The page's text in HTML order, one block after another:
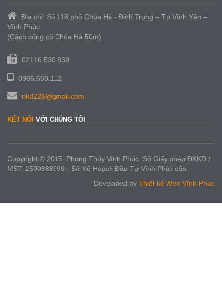
Địa chỉ: Số 118 phố Chùa Hà - Định Trung – T.p Vĩnh Yên –
Vĩnh Phúc
(Cách cổng cũ Chùa Hà 50m)
02116.530.839
0986.668.112
nkd226@gmail.com
KẾT NỐI VỚI CHÚNG TÔI
Copyright © 2015. Phong Thủy Vĩnh Phúc. Số Giấy phép ĐKKD /
MST: 2500888999 - Sở Kế Hoạch Đầu Tư Vĩnh Phúc cấp
Developed by Thiết kế Web Vĩnh Phúc